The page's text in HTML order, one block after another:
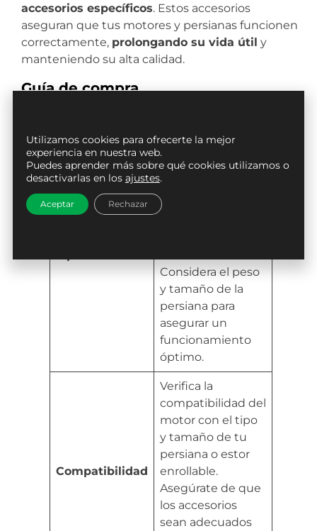
accesorios específicos. Estos accesorios
aseguran que tus motores y persianas funcionen
correctamente, prolongando su vida útil y
manteniendo su alta calidad.
Guía de compra
Elige entre
motores para
domésticas,
Considera el peso
y tamaño de la
persiana para
asegurar un
funcionamiento
óptimo.
Compatibilidad
Verifica la
compatibilidad del
motor con el tipo
y tamaño de tu
persiana o estor
enrollable.
Asegúrate de que
los accesorios
sean adecuados
Utilizamos cookies para ofrecerte la mejor
experiencia en nuestra web.
Puedes aprender más sobre qué cookies utilizamos o
desactivarlas en los ajustes.
Aceptar Rechazar